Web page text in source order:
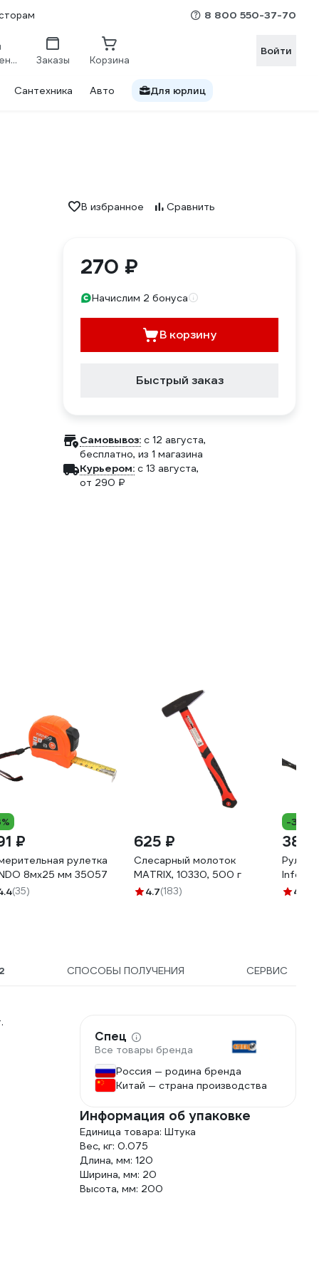
8 800 550-37-70
Сравнение Заказы Корзина
Войти
Сантехника Авто Для юрлиц
В избранное Сравнить
270 ₽
Начислим 2 бонуса
В корзину
Быстрый заказ
Самовывоз: c 12 августа,
бесплатно, из 1 магазина
Курьером: c 13 августа,
от 290 ₽
₽
рулетка
8мх25 мм 35057
(35)
625 ₽
Слесарный молоток
MATRIX, 10330, 500 г
4.7(183)
-30%
381
Inforce
4.7
СПОСОБЫ ПОЛУЧЕНИЯ СЕРВИС
Спец
Все товары бренда
Россия — родина бренда
Китай — страна производства
Информация об упаковке
Единица товара: Штука
Вес, кг: 0.075
Длина, мм: 120
Ширина, мм: 20
Высота, мм: 200